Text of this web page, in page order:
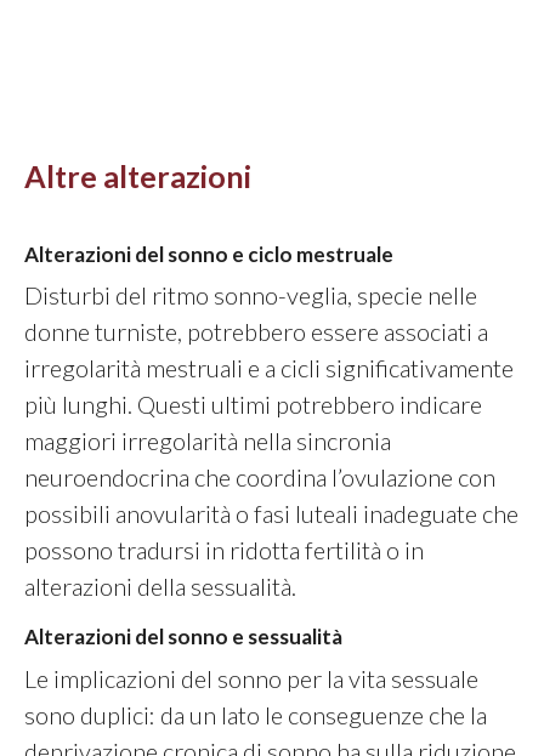
Altre alterazioni
Alterazioni del sonno e ciclo mestruale
Disturbi del ritmo sonno-veglia, specie nelle
donne turniste, potrebbero essere associati a
irregolarità mestruali e a cicli significativamente
più lunghi. Questi ultimi potrebbero indicare
maggiori irregolarità nella sincronia
neuroendocrina che coordina l’ovulazione con
possibili anovularità o fasi luteali inadeguate che
possono tradursi in ridotta fertilità o in
alterazioni della sessualità.
Alterazioni del sonno e sessualità
Le implicazioni del sonno per la vita sessuale
sono duplici: da un lato le conseguenze che la